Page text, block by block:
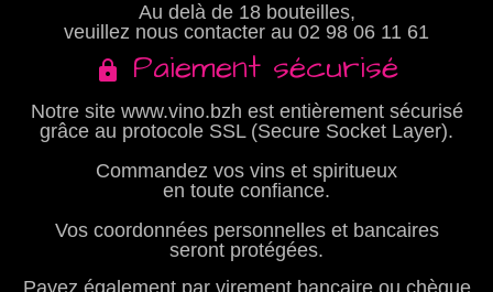
Au delà de 18 bouteilles,
veuillez nous contacter au 02 98 06 11 61
Paiement sécurisé
Notre site www.vino.bzh est entièrement sécurisé
grâce au protocole SSL (Secure Socket Layer).
Commandez vos vins et spiritueux
en toute confiance.
Vos coordonnées personnelles et bancaires
seront protégées.
Payez également par virement bancaire ou chèque